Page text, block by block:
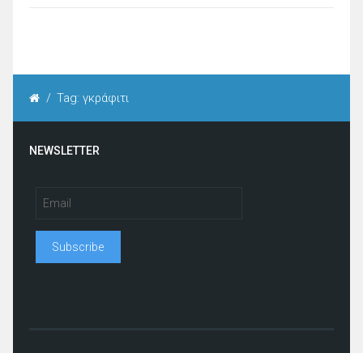
/ Tag: γκράφιτι
NEWSLETTER